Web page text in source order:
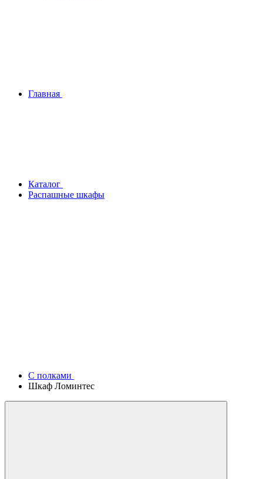
Главная
Каталог
Распашные шкафы
С полками
Шкаф Ломинтес